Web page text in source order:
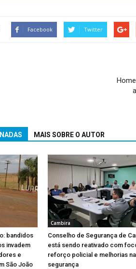
Facebook Twitter
MAIS SOBRE O AUTOR
bandidos
invadem
e
São João
Cambira
Conselho de Segurança de
está sendo reativado com
reforço policial e melhorias na
segurança